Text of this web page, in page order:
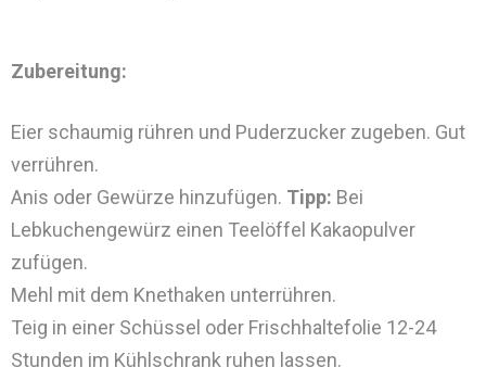
Zubereitung:
Eier schaumig rühren und Puderzucker zugeben. Gut
verrühren.
Anis oder Gewürze hinzufügen. Tipp: Bei
Lebkuchengewürz einen Teelöffel Kakaopulver
zufügen.
Mehl mit dem Knethaken unterrühren.
Teig in einer Schüssel oder Frischhaltefolie 12-24
Stunden im Kühlschrank ruhen lassen.